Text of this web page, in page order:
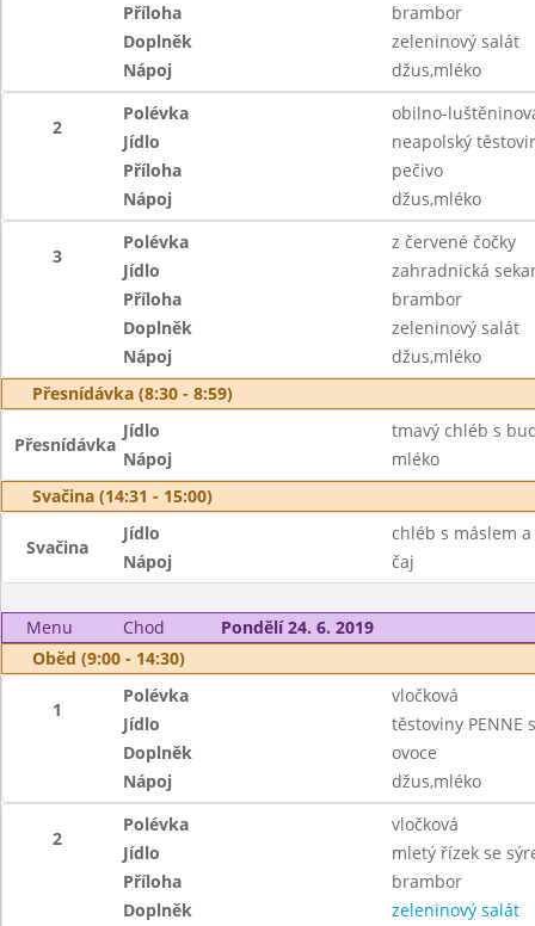
Příloha
brambor
Doplněk
zeleninový salát
Nápoj
džus,mléko
2
Polévka
obilno-
Jídlo
neapolský
Příloha
pečivo
Nápoj
džus,mléko
3
Polévka
z červené čočky
Jídlo
zahradnická
Příloha
brambor
Doplněk
zeleninový salát
Nápoj
džus,mléko
Přesnídávka (8:30 - 8:59)
Přesnídávka
Jídlo
tmavý chléb s
Nápoj
mléko
Svačina (14:31 - 15:00)
Svačina
Jídlo
chléb s máslem
Nápoj
čaj
Menu Chod
Pondělí 24. 6. 2019
Oběd (9:00 - 14:30)
1
Polévka
vločková
Jídlo
těstoviny PENNE
Doplněk
ovoce
Nápoj
džus,mléko
2
Polévka
vločková
Jídlo
mletý řízek se
Příloha
brambor
Doplněk
zeleninový salát